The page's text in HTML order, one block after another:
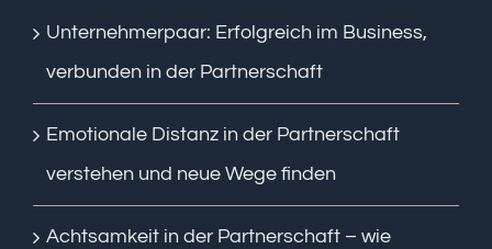
Unternehmerpaar: Erfolgreich im Business,
verbunden in der Partnerschaft
Emotionale Distanz in der Partnerschaft
verstehen und neue Wege finden
Achtsamkeit in der Partnerschaft – wie